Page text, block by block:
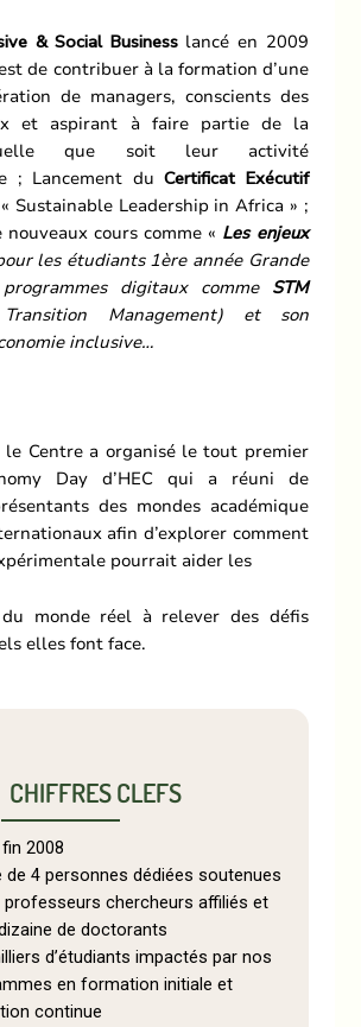
& Social Businesslancé en 2009
de contribuer à la formation d’une
de managers, conscients des
et aspirant à faire partie de la
que soit leur activité
; Lancement duCertificat Exécutif
« Sustainable Leadership in Africa » ;
nouveaux cours comme « Les enjeux
les étudiants 1ère année Grande
digitaux comme STM
Transition Management) et son
inclusive…
Centre a organisé le tout premier
Day d’HEC qui a réuni de
des mondes académique
afin d’explorer comment
pourrait aider les
du monde réel à relever des défis
elles font face.
CHIFFRES CLEFS
2008
de 4 personnes dédiées soutenues
professeurs chercheurs affiliés et
de doctorants
d’étudiants impactés par nos
en formation initiale et
continue